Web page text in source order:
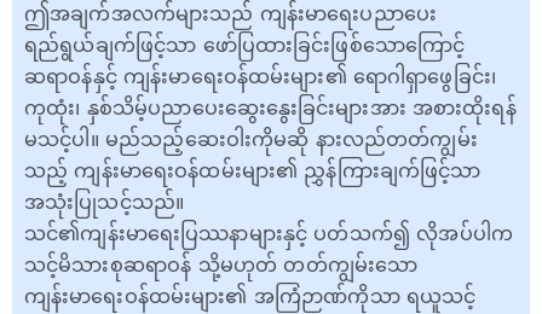
ဤအချက်အလက်များသည် ကျန်းမာရေးပညာပေး
ရည်ရွယ်ချက်ဖြင့်သာ ဖော်ပြထားခြင်းဖြစ်သောကြောင့်
ဆရာဝန်နှင့် ကျန်းမာရေးဝန်ထမ်းများ၏ ရောဂါရှာဖွေခြင်း၊
ကုထုံး၊ နှစ်သိမ့်ပညာပေးဆွေးနွေးခြင်းများအား အစားထိုးရန်
မသင့်ပါ။ မည်သည့်ဆေးဝါးကိုမဆို နားလည်တတ်ကျွမ်း
သည့် ကျန်းမာရေးဝန်ထမ်းများ၏ ညွှန်ကြားချက်ဖြင့်သာ
အသုံးပြုသင့်သည်။
သင်၏ကျန်းမာရေးပြဿနာများနှင့် ပတ်သက်၍ လိုအပ်ပါက
သင့်မိသားစုဆရာဝန် သို့မဟုတ် တတ်ကျွမ်းသော
ကျန်းမာရေးဝန်ထမ်းများ၏ အကြံဉာဏ်ကိုသာ ရယူသင့်